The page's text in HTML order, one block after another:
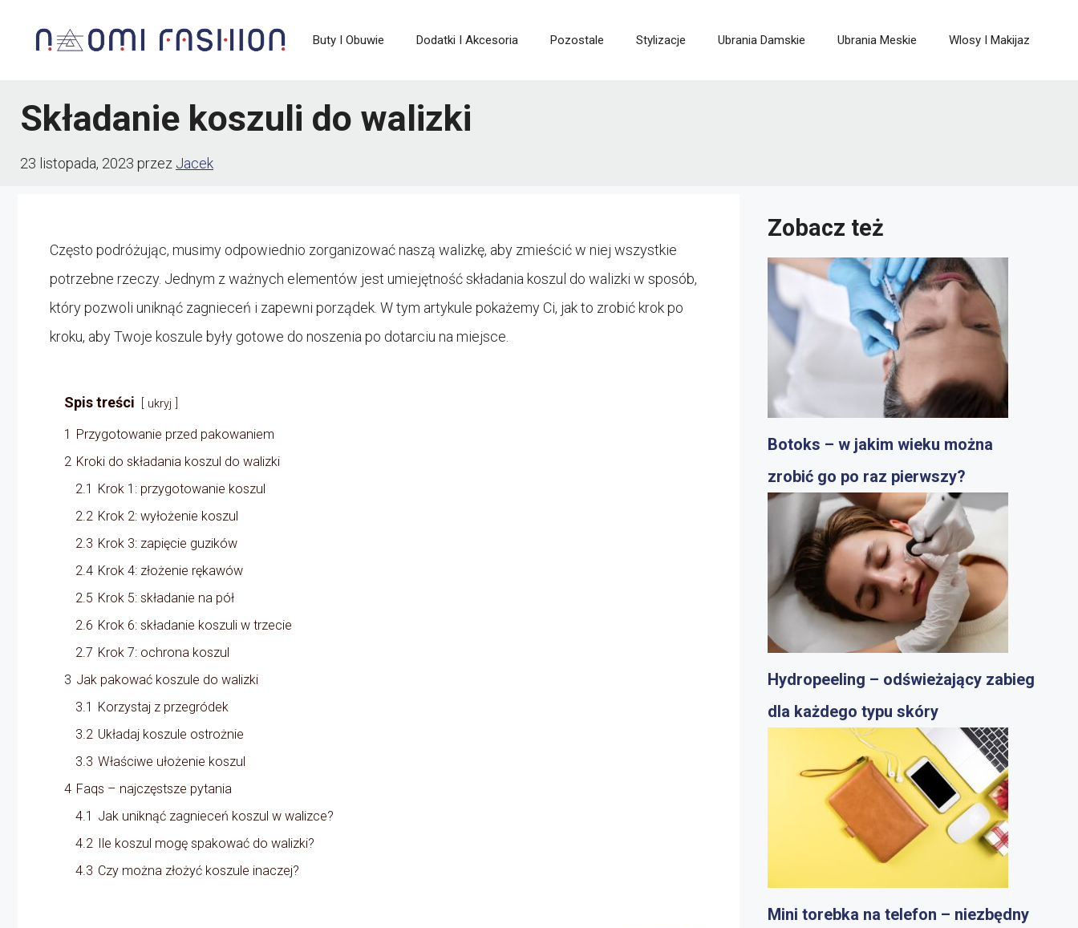
Buty I Obuwie Dodatki I Akcesoria Pozostale Stylizacje Ubrania Damskie Ubrania Meskie Wlosy I Makijaz
Składanie koszuli do walizki
23 listopada, 2023 przez Jacek
Często podróżując, musimy odpowiednio zorganizować naszą walizkę, aby zmieścić w niej wszystkie
potrzebne rzeczy. Jednym z ważnych elementów jest umiejętność składania koszul do walizki w sposób,
który pozwoli uniknąć zagnieceń i zapewni porządek. W tym artykule pokażemy Ci, jak to zrobić krok po
kroku, aby Twoje koszule były gotowe do noszenia po dotarciu na miejsce.
Spis treści ukryj
1 Przygotowanie przed pakowaniem
2 Kroki do składania koszul do walizki
2.1 Krok 1: przygotowanie koszul
2.2 Krok 2: wyłożenie koszul
2.3 Krok 3: zapięcie guzików
2.4 Krok 4: złożenie rękawów
2.5 Krok 5: składanie na pół
2.6 Krok 6: składanie koszuli w trzecie
2.7 Krok 7: ochrona koszul
3 Jak pakować koszule do walizki
3.1 Korzystaj z przegródek
3.2 Układaj koszule ostrożnie
3.3 Właściwe ułożenie koszul
4 Faqs – najczęstsze pytania
4.1 Jak uniknąć zagnieceń koszul w walizce?
4.2 Ile koszul mogę spakować do walizki?
4.3 Czy można złożyć koszule inaczej?
Zobacz też
Botoks – w jakim wieku można
zrobić go po raz pierwszy?
Hydropeeling – odświeżający zabieg
dla każdego typu skóry
Mini torebka na telefon – niezbędny